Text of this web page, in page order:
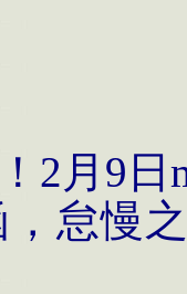
2月9
怠慢